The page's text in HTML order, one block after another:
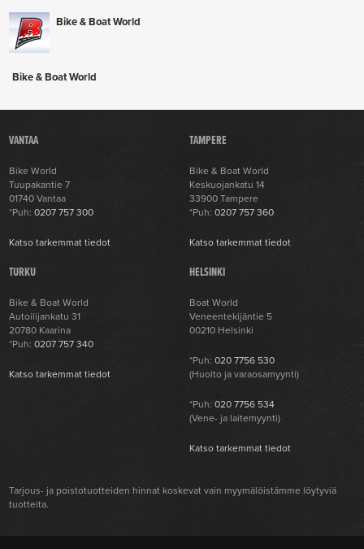
Bike & Boat World
Bike & Boat World
VANTAA
Bike World
Tuupakantie 7
01740 Vantaa
*Puh:0207 757 300
Katso tarkemmat tiedot
TAMPERE
Bike & Boat World
Keskuojankatu 14
33900 Tampere
*Puh:0207 757 360
Katso tarkemmat tiedot
TURKU
Bike & Boat World
Autoilijankatu 31
20780 Kaarina
*Puh:0207 757 340
Katso tarkemmat tiedot
HELSINKI
Boat World
Veneentekijäntie 5
00210 Helsinki
*Puh:020 7756 530
(Huolto ja varaosamyynti)
*Puh:020 7756 534
(Vene- ja laitemyynti)
Katso tarkemmat tiedot
Tarjous- ja poistotuotteiden hinnat koskevat vain myymälöistämme löytyviä
tuotteita.